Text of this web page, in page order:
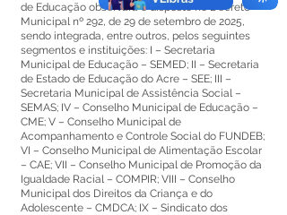
de Educação observará o disposto no Decreto
Municipal nº 292, de 29 de setembro de 2025,
sendo integrada, entre outros, pelos seguintes
segmentos e instituições: I – Secretaria
Municipal de Educação – SEMED; II – Secretaria
de Estado de Educação do Acre – SEE; III –
Secretaria Municipal de Assistência Social –
SEMAS; IV – Conselho Municipal de Educação –
CME; V – Conselho Municipal de
Acompanhamento e Controle Social do FUNDEB;
VI – Conselho Municipal de Alimentação Escolar
– CAE; VII – Conselho Municipal de Promoção da
Igualdade Racial – COMPIR; VIII – Conselho
Municipal dos Direitos da Criança e do
Adolescente – CMDCA; IX – Sindicato dos